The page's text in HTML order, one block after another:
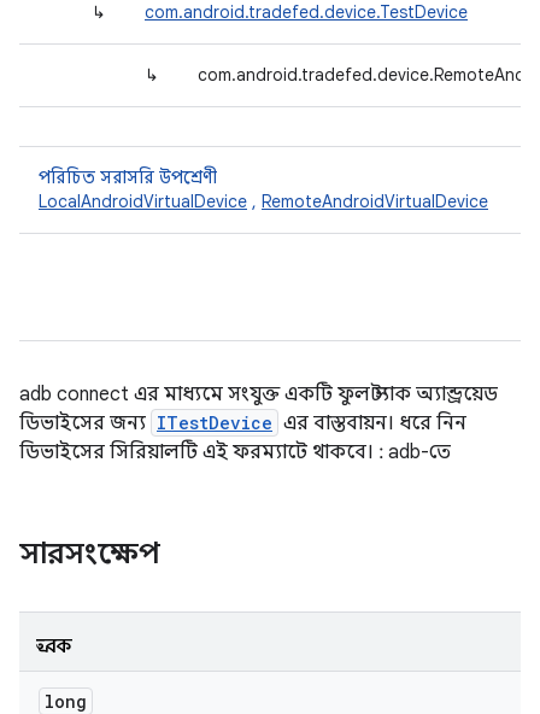
↳ com.android.tradefed.device.TestDevice
↳
পরিচিত সরাসরি উপশ্রেণী
LocalAndroidVirtualDevice , RemoteAndroidVirtualDevice
adb connect এর মাধ্যমে সংযুক্ত একটি ফুল স্ট্যাক অ্যান্ড্রয়েড
ডিভাইসের জন্য ITestDevice এর বাস্তবায়ন। ধরে নিন
ডিভাইসের সিরিয়ালটি এই ফরম্যাটে থাকবে। : adb-তে
সারসংক্ষেপ
ধ্রুবক
long